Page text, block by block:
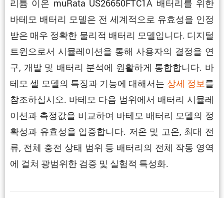
리튬 이온 muRata US26650FTC1A 배터리를 위한
바테모 배터리 모델은 전 세계적으로 유효성을 인정
받은 매우 정확한 물리적 배터리 모델입니다. 디지털
트윈으로서 시뮬레이션을 통해 사용자의 결정을 연
구, 개발 및 배터리 분석에 원활하게 통합합니다. 바
테모 셀 모델의 특징과 기능에 대해서는 상세 정보를
참조하십시오. 바테모 다음 범위에서 배터리 시뮬레
이션과 측정값을 비교하여 바테모 배터리 모델의 정
확성과 유효성을 입증합니다. 저온 및 고온, 최대 전
류, 전체 충전 상태 범위 등 배터리의 전체 작동 영역
에 걸쳐 광범위한 검증 및 실험적 특성화.